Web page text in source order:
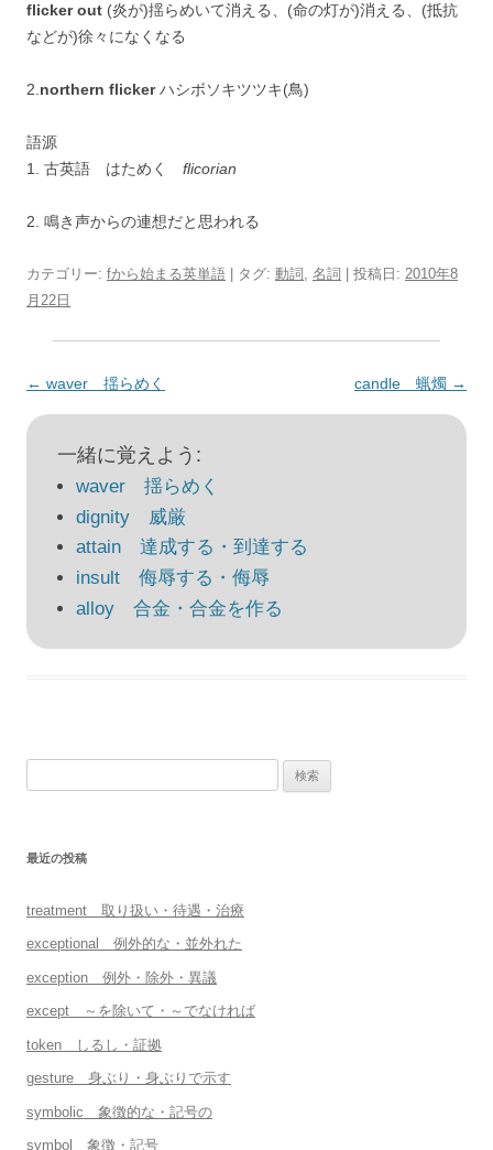
flicker out (炎が)揺らめいて消える、(命の灯が)消える、(抵抗
などが)徐々になくなる
2. northern flickerハシボソキツツキ(鳥)
語源
1. 古英語 はためく flicorian
2. 鳴き声からの連想だと思われる
カテゴリー: fから始まる英単語 | タグ: 動詞 , 名詞 | 投稿日: 2010年8
月22日
投
稿
ン
← waver 揺らめく candle 蝋燭 →
一緒に覚えよう:
waver 揺らめく
dignity 威厳
attain 達成する・到達する
insult 侮辱する・侮辱
alloy 合金・合金を作る
最近の投稿
treatment 取り扱い・待遇・治療
exceptional 例外的な・並外れた
exception 例外・除外・異議
except ～を除いて・～でなければ
token しるし・証拠
gesture 身ぶり・身ぶりで示す
symbolic 象徴的な・記号の
symbol 象徴・記号